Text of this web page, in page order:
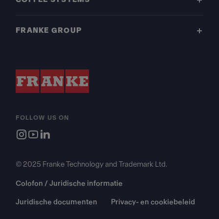
FRANKE GROUP
FOLLOW US ON
© 2025 Franke Technology and Trademark Ltd.
Colofon / Juridische informatie
Juridische documenten Privacy- en cookiebeleid